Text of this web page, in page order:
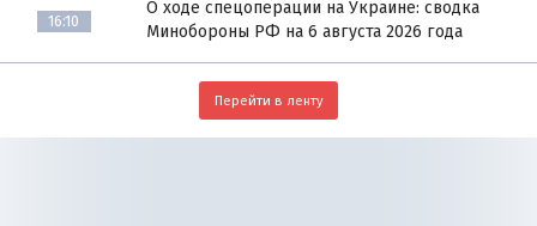
16:10
О ходе спецоперации на Украине: сводка
Минобороны РФ на 6 августа 2026 года
Перейти в ленту